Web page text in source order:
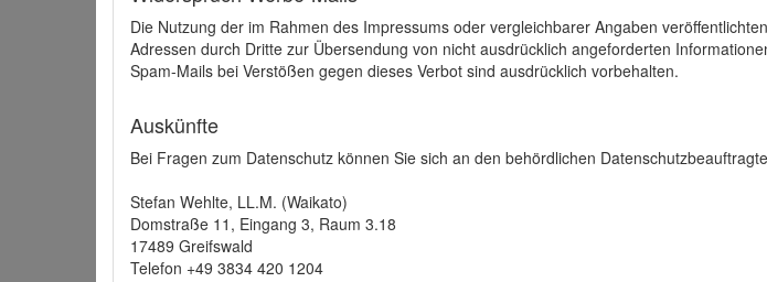
Die Nutzung der im Rahmen des Impressums oder vergleichbarer Angaben
Adressen durch Dritte zur Übersendung von nicht ausdrücklich angeforderten
Spam-Mails bei Verstößen gegen dieses Verbot sind ausdrücklich vorbehalten.
Auskünfte
Bei Fragen zum Datenschutz können Sie sich an den behördlichen
Stefan Wehlte, LL.M. (Waikato)
Domstraße 11, Eingang 3, Raum 3.18
17489 Greifswald
Telefon +49 3834 420 1204